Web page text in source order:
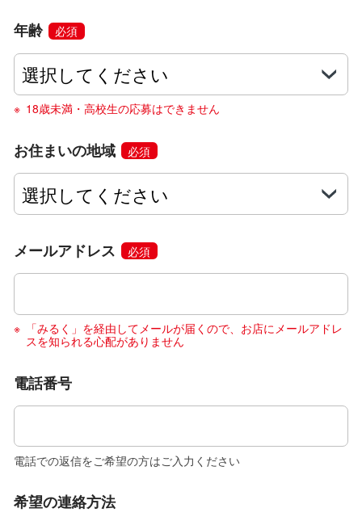
年齢 必須
18歳未満・高校生の応募はできません
お住まいの地域 必須
メールアドレス 必須
「みるく」を経由してメールが届くので、お店にメールアドレ
スを知られる心配がありません
電話番号
電話での返信をご希望の方はご入力ください
希望の連絡方法